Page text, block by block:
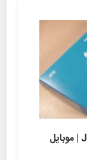
تعمیر برد J2 Core سامسونگ – J260 | موبایل